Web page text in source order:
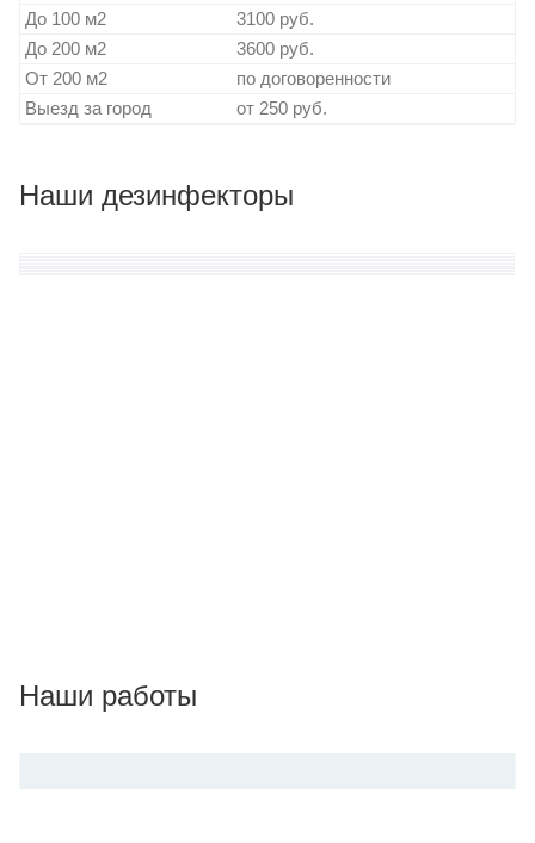
До 100 м2
3100 руб.
До 200 м2
3600 руб.
От 200 м2
по договоренности
Выезд за город
от 250 руб.
Наши дезинфекторы
Наши работы